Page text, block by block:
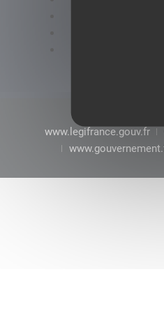
www.legifrance.gouv.fr